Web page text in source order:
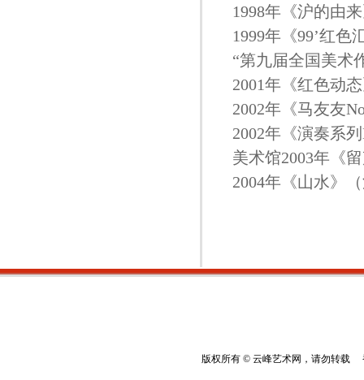
1998年《沪的由
1999年《99’红
“第九届全国美术
2001年《红色动
2002年《马友友
2002年《演奏系
美术馆2003年《
2004年《山水》
版权所有 © 云峰艺术网，请勿转载